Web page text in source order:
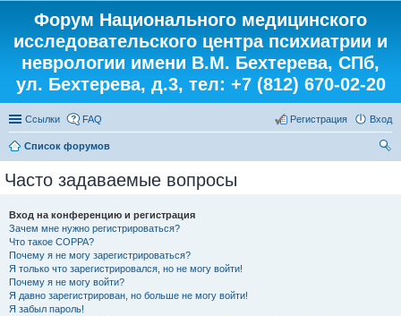
Форум Национального медицинского
исследовательского центра психиатрии и
неврологии имени В.М. Бехтерева, СПб,
ул. Бехтерева, д.3, тел: +7 (812) 670-02-20
Ссылки FAQ Вход
Регистрация
Список форумов
Часто задаваемые вопросы
Вход на конференцию и регистрация
Зачем мне нужно регистрироваться?
Что такое COPPA?
Почему я не могу зарегистрироваться?
Я только что зарегистрировался, но не могу войти!
Почему я не могу войти?
Я давно зарегистрирован, но больше не могу войти!
Я забыл пароль!